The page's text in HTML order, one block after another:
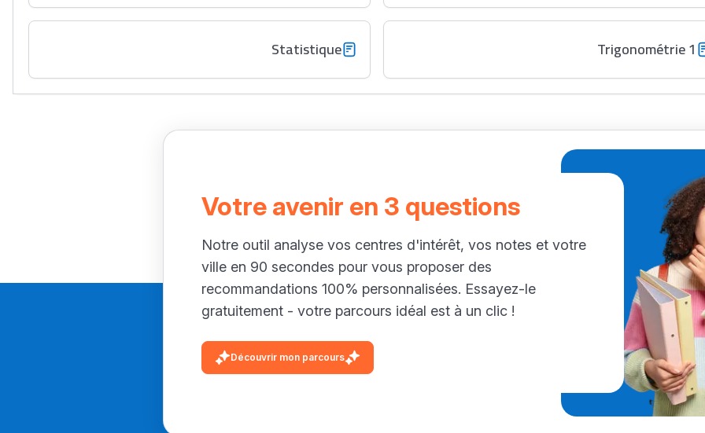
Trigonométrie 1
Statistique
Votre avenir en 3 questions
Notre outil analyse vos centres d'intérêt, vos notes et votre
ville en 90 secondes pour vous proposer des
recommandations 100% personnalisées. Essayez-le
gratuitement - votre parcours idéal est à un clic !
Découvrir mon parcours